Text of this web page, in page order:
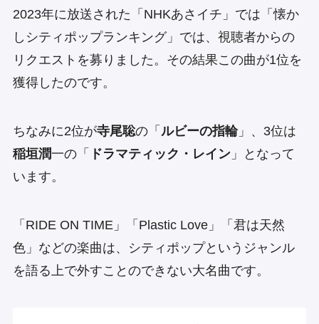
2023年に放送された「NHKあさイチ」では「懐か
しシティポップランキング」では、視聴者からの
リクエストを募りました。その結果この曲が1位を
獲得したのです。
ちなみに2位が寺尾聡の「 ルビーの指輪」、3位は
稲垣潤一の「 ドラマティック・レイン」となって
います。
「RIDE ON TIME」「Plastic Love」「君は天然
色」などの楽曲は、シティポップというジャンル
を語る上で外すことのできない大名曲です。